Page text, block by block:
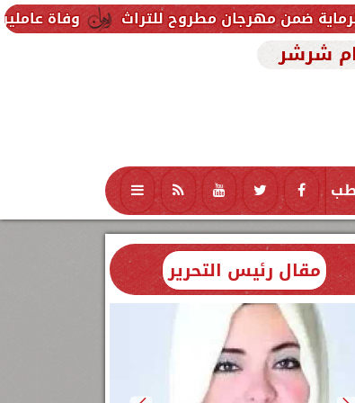
وفاة عاملين متأثرين مطروح للتراث
شرشر
تكنولوجيا منوعات محافظات
مقال رئيس التحرير